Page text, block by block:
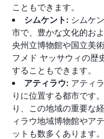
こともできます。
シムケント: シムケ
市で、豊かな文化的お
央州立博物館や国立美
フメド ヤッサウィの歴
することもできます。
アティラウ: アティ
りに位置する都市です
り、この地域の重要な
ィラウ地域博物館やア
ットも数多くあります。